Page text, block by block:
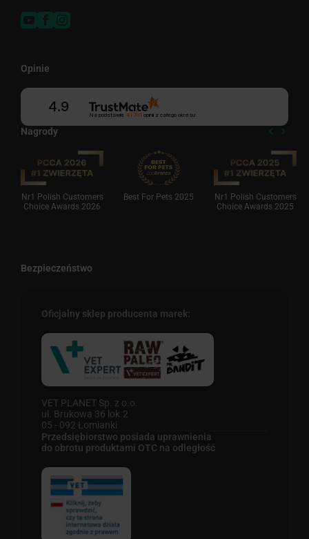
Nagrody
Nr1 Polish Customers
Choice Awards 2026
Best For Pets 2025
Nr1 Polish Customers
Choice Awards 2025
Opinie
4.9
Na podstawie 41 701 opinii z całego okresu
Bezpieczeństwo
Oficjalny sklep producenta marek:
VET PLANET Sp. z o.o.
ul. Brukowa 36 lok.2
05 - 092 Łomianki
Przedsiębiorstwo posiada uprawnienia
do obrotu produktami OTC na odległość